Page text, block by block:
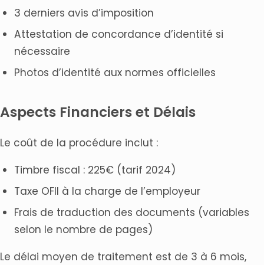
3 derniers avis d’imposition
Attestation de concordance d’identité si
nécessaire
Photos d’identité aux normes officielles
Aspects Financiers et Délais
Le coût de la procédure inclut :
Timbre fiscal : 225€ (tarif 2024)
Taxe OFII à la charge de l’employeur
Frais de traduction des documents (variables
selon le nombre de pages)
Le délai moyen de traitement est de 3 à 6 mois,